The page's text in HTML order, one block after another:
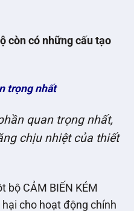
còn có những cấu tạo
trọng nhất
quan trọng nhất,
chịu nhiệt của thiết
bộ CẢM BIẾN KÉM
cho hoạt động chính